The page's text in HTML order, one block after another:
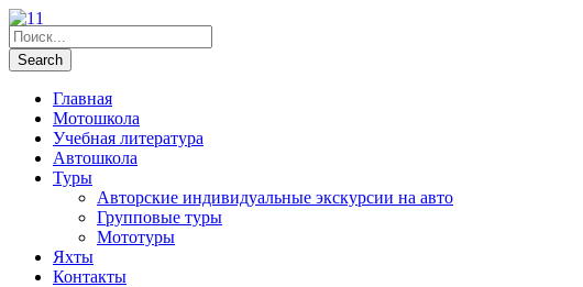
Главная
Мотошкола
Учебная литература
Автошкола
Туры
Авторские индивидуальные экскурсии на авто
Групповые туры
Мототуры
Яхты
Контакты